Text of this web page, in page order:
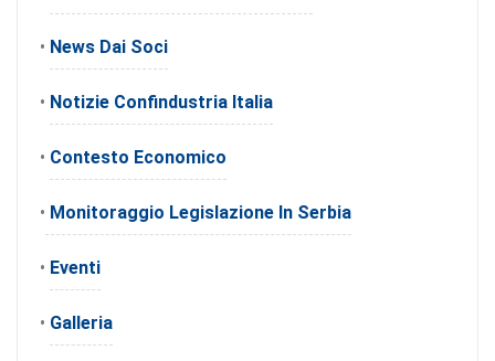
• News Dai Soci
• Notizie Confindustria Italia
• Contesto Economico
• Monitoraggio Legislazione In Serbia
• Eventi
• Galleria